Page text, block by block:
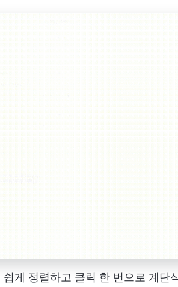
쉽게 정렬하고 클릭 한 번으로 계단